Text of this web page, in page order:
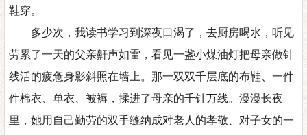
鞋穿。
多少次，我读书学习到深夜口渴了，去厨房喝水，听见
劳累了一天的父亲鼾声如雷，看见一盏小煤油灯把母亲做针
线活的疲惫身影斜照在墙上。那一双双千层底的布鞋、一件
件棉衣、单衣、被褥，揉进了母亲的千针万线。漫漫长夜
里，她用自己勤劳的双手缝纳成对老人的孝敬、对子女的一